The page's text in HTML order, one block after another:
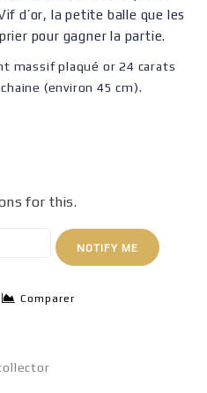
d’or, la petite balle que les
pour gagner la partie.
massif plaqué or 24 carats
(environ 45 cm).
for this.
NOTIFY ME
Comparer